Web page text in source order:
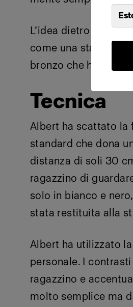
L’idea dietro il
come una statua di
bronzo che ha tinto
Tecnica
Albert ha scattato la
standard che dona
distanza di soli 30
ragazzino di
solo in bianco e
stata restituita alla
Albert ha utilizzato
personale. I
ragazzino e
molto semplice ma